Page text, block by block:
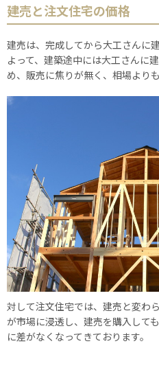
建売と注文住宅の価格
建売は、完成してから大工さんに
よって、建築途中には大工さんに
め、販売に焦りが無く、相場より
対して注文住宅では、建売と変わ
が市場に浸透し、建売を購入して
に差がなくなってきております。